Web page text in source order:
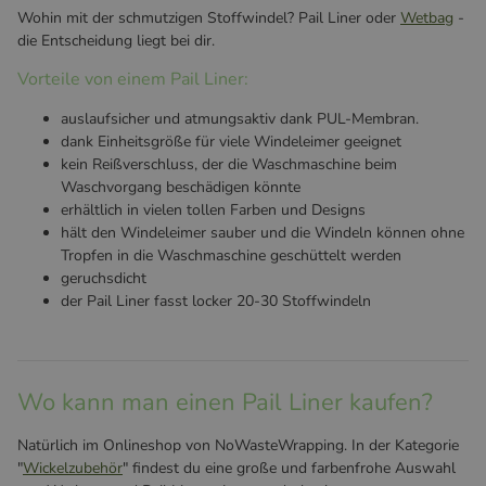
Wohin mit der schmutzigen Stoffwindel? Pail Liner oder Wetbag -
die Entscheidung liegt bei dir.
Vorteile von einem Pail Liner:
auslaufsicher und atmungsaktiv dank PUL-Membran.
dank Einheitsgröße für viele Windeleimer geeignet
kein Reißverschluss, der die Waschmaschine beim
Waschvorgang beschädigen könnte
erhältlich in vielen tollen Farben und Designs
hält den Windeleimer sauber und die Windeln können ohne
Tropfen in die Waschmaschine geschüttelt werden
geruchsdicht
der Pail Liner fasst locker 20-30 Stoffwindeln
Wo kann man einen Pail Liner kaufen?
Natürlich im Onlineshop von NoWasteWrapping. In der Kategorie
"Wickelzubehör" findest du eine große und farbenfrohe Auswahl